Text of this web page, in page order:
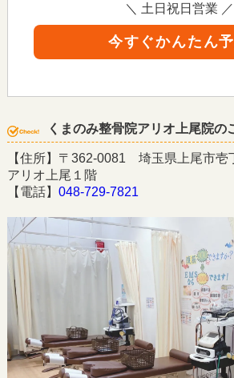
＼ 土日祝日営業 ／
今すぐかんたん
くまのみ整骨院アリオ上尾院の
【住所】〒362-0081 埼玉県上尾市壱
アリオ上尾１階
【電話】 048-729-7821